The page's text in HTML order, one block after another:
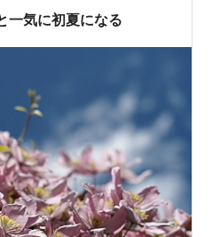
一気に初夏になる